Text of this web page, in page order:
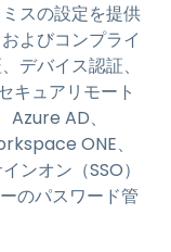
スの設定を提供
よびコンプライ
デバイス認証、
キュアリモート
Azure AD、
ONE、
ンオン（SSO）
のパスワード管